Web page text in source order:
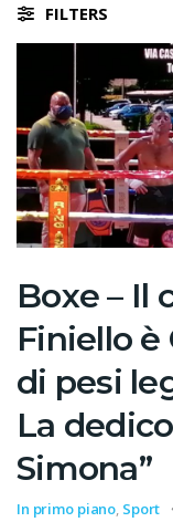
FILTERS
Boxe – Il
Finiello
di pesi
La
Simona”
In primo piano, Sport